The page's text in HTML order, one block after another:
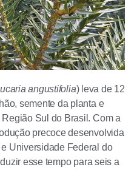
angustifolia) leva de 12
semente da planta e
Sul do Brasil. Com a
precoce desenvolvida
Universidade Federal do
esse tempo para seis a